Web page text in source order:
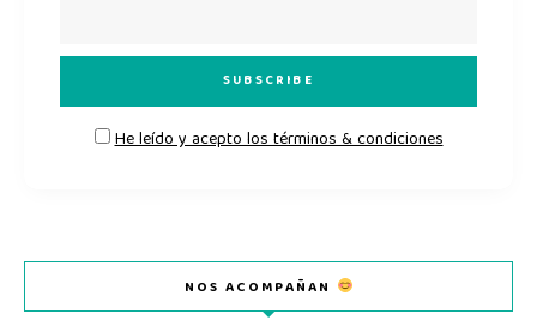
He leído y acepto los términos & condiciones
NOS ACOMPAÑAN